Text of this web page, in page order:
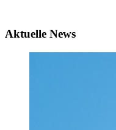
Aktuelle News